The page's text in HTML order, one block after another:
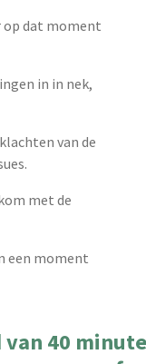
op dat moment
in in nek,
van de
met de
een moment
40